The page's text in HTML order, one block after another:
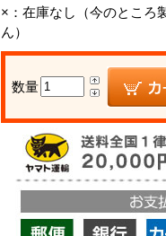
×： 在庫なし（今のところ
ん）
数量